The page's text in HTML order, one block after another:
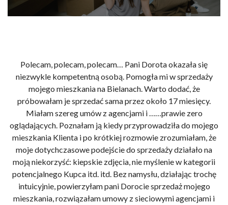
Polecam, polecam, polecam… Pani Dorota okazała się
niezwykle kompetentną osobą. Pomogła mi w sprzedaży
mojego mieszkania na Bielanach. Warto dodać, że
próbowałam je sprzedać sama przez około 17 miesięcy.
Miałam szereg umów z agencjami i ……prawie zero
oglądających. Poznałam ją kiedy przyprowadziła do mojego
mieszkania Klienta i po krótkiej rozmowie zrozumiałam, że
moje dotychczasowe podejście do sprzedaży działało na
moją niekorzyść: kiepskie zdjęcia, nie myślenie w kategorii
potencjalnego Kupca itd. itd. Bez namysłu, działając trochę
intuicyjnie, powierzyłam pani Dorocie sprzedaż mojego
mieszkania, rozwiązałam umowy z sieciowymi agencjami i